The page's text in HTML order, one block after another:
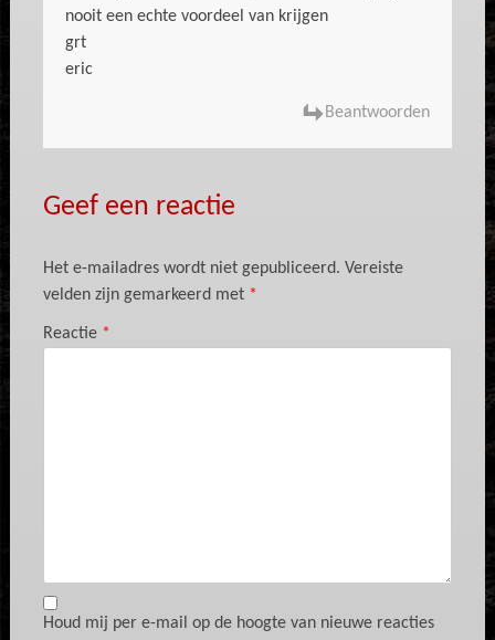
nooit een echte voordeel van krijgen
grt
eric
Beantwoorden
Geef een reactie
Het e-mailadres wordt niet gepubliceerd. Vereiste
velden zijn gemarkeerd met *
Reactie *
Houd mij per e-mail op de hoogte van nieuwe reacties